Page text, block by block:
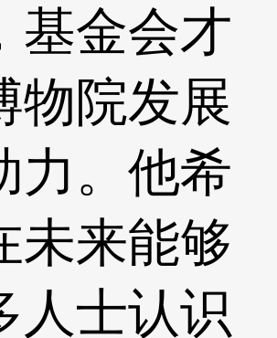
基金会才
物院发展
力。他希
未来能够
人士认识